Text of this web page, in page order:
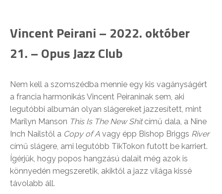
Vincent Peirani – 2022. október
21. – Opus Jazz Club
Nem kell a szomszédba mennie egy kis vagányságért
a francia harmonikás Vincent Peiraninak sem, aki
legutóbbi albumán olyan slágereket jazzesített, mint
Marilyn Manson This Is The New Shitcímű dala, a Nine
Inch Nailstől a Copy of A vagy épp Bishop Briggs River
című slágere, ami legutóbb TikTokon futott be karriert.
Ígérjük, hogy popos hangzású dalait még azok is
könnyedén megszeretik, akiktől a jazz világa kissé
távolabb áll.